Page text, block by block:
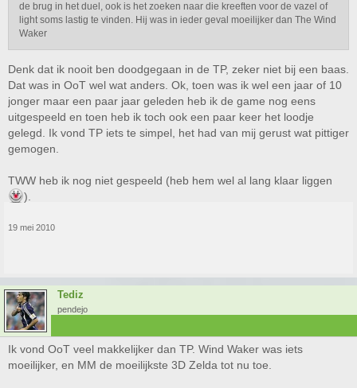
de brug in het duel, ook is het zoeken naar die kreeften voor de vazel of
light soms lastig te vinden. Hij was in ieder geval moeilijker dan The Wind
Waker
Denk dat ik nooit ben doodgegaan in de TP, zeker niet bij een baas.
Dat was in OoT wel wat anders. Ok, toen was ik wel een jaar of 10
jonger maar een paar jaar geleden heb ik de game nog eens
uitgespeeld en toen heb ik toch ook een paar keer het loodje
gelegd. Ik vond TP iets te simpel, het had van mij gerust wat pittiger
gemogen.
TWW heb ik nog niet gespeeld (heb hem wel al lang klaar liggen
).
19 mei 2010
Tediz
pendejo
Ik vond OoT veel makkelijker dan TP. Wind Waker was iets
moeilijker, en MM de moeilijkste 3D Zelda tot nu toe.